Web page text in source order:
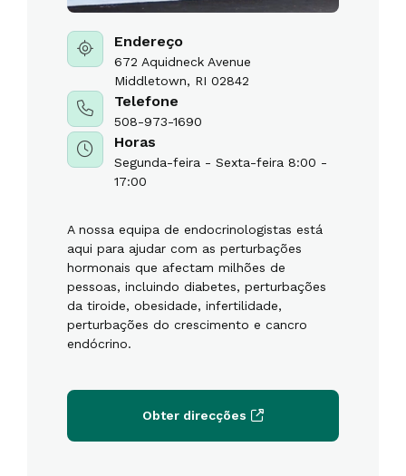
Endereço
672 Aquidneck Avenue
Middletown, RI 02842
Telefone
508-973-1690
Horas
Segunda-feira - Sexta-feira 8:00 -
17:00
A nossa equipa de endocrinologistas está
aqui para ajudar com as perturbações
hormonais que afectam milhões de
pessoas, incluindo diabetes, perturbações
da tiroide, obesidade, infertilidade,
perturbações do crescimento e cancro
endócrino.
Obter direcções